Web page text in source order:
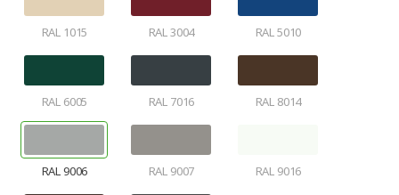
RAL 1015 RAL 3004 RAL 5010
RAL 6005 RAL 7016 RAL 8014
RAL 9006 RAL 9007 RAL 9016